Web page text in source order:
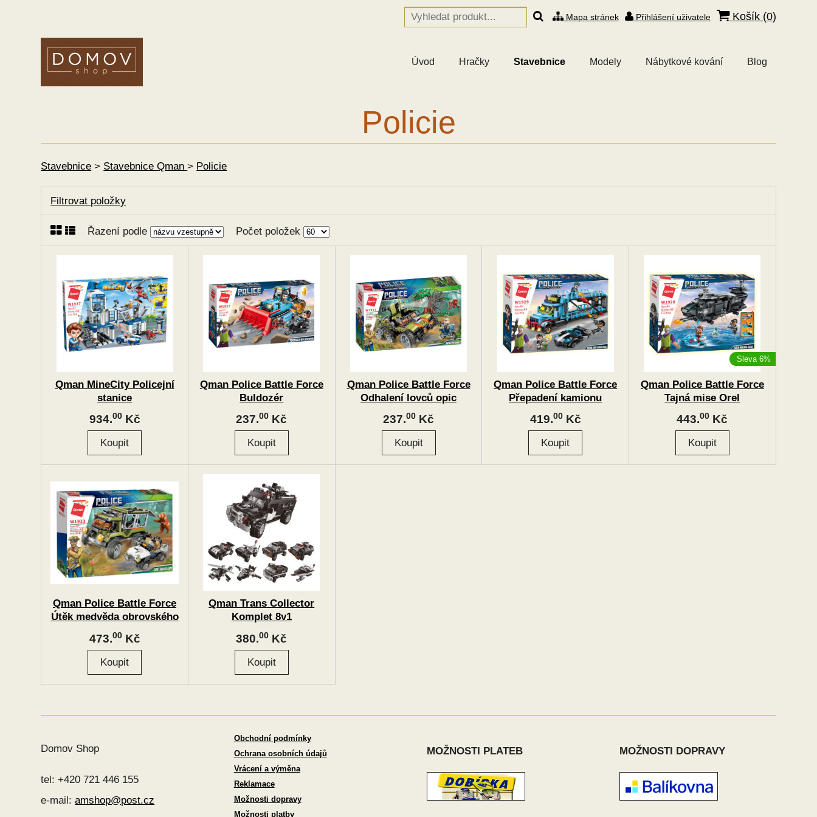
Mapa stránek Přihlášení uživatele Košík (0)
Úvod Hračky Stavebnice Modely Nábytkové kování Blog
Policie
Stavebnice > Stavebnice Qman> Policie
Filtrovat položky
Řazení podle Počet položek
Qman MineCity Policejní
stanice
934.00Kč
Qman Police Battle Force
Buldozér
237.00 Kč
Qman Police Battle Force
Odhalení lovců opic
237.00 Kč
Qman Police Battle Force
Přepadení kamionu
419.00Kč
Sleva 6%
Qman Police Battle Force
Tajná mise Orel
443.00 Kč
Qman Police Battle Force
Útěk medvěda obrovského
473.00Kč
Qman Trans Collector
Komplet 8v1
Superobrněné vozidlo
380.00 Kč
Domov Shop
tel: +420 721 446 155
e-mail:amshop@post.cz
Obchodní podmínky
Ochrana osobních údajů
Vrácení a výměna
Reklamace
Možnosti dopravy
Možnosti platby
MOŽNOSTI PLATEB MOŽNOSTI DOPRAVY